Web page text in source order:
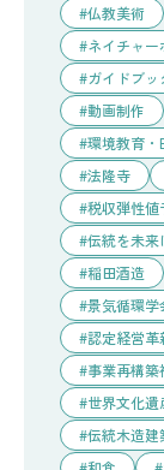
仏教美術
ネイチャ
ガイドブッ
動画制作
環境教育・
法隆寺
税収弾性値
伝統を未来
稲田酒造
景気循環学
認定経営革
事業再構築
世界文化遺
伝統木造建